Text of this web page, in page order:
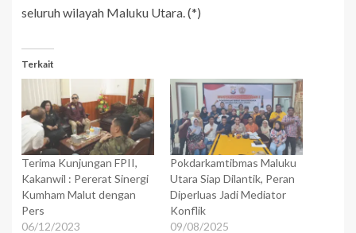
seluruh wilayah Maluku Utara. (*)
Terkait
Terima Kunjungan FPII,
Kakanwil : Pererat Sinergi
Kumham Malut dengan
Pers
06/12/2023
Pokdarkamtibmas Maluku
Utara Siap Dilantik, Peran
Diperluas Jadi Mediator
Konflik
09/08/2025